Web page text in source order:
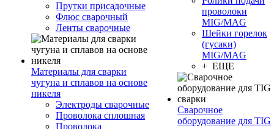
Прутки присадочные
Флюс сварочный
Ленты сварочные
Материалы для сварки
чугуна и сплавов на основе
никеля
Электроды сварочные
Проволока сплошная
Проволока
проволоки
MIG/MAG
Шейки горелок
(гусаки)
MIG/MAG
+ ЕЩЕ
Сварочное
оборудование для TIG